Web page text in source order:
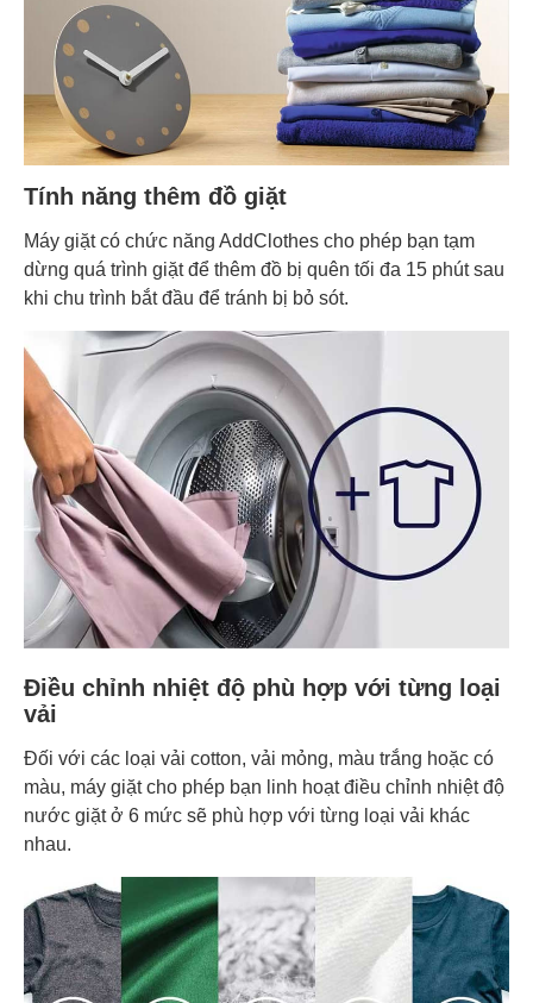
Tính năng thêm đồ giặt
Máy giặt có chức năng AddClothes cho phép bạn tạm
dừng quá trình giặt để thêm đồ bị quên tối đa 15 phút sau
khi chu trình bắt đầu để tránh bị bỏ sót.
Điều chỉnh nhiệt độ phù hợp với từng loại
vải
Đối với các loại vải cotton, vải mỏng, màu trắng hoặc có
màu, máy giặt cho phép bạn linh hoạt điều chỉnh nhiệt độ
nước giặt ở 6 mức sẽ phù hợp với từng loại vải khác
nhau.